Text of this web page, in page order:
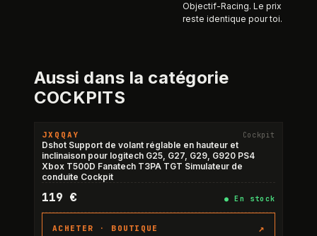
Objectif-Racing. Le prix
reste identique pour toi.
Aussi dans la catégorie
COCKPITS
JXQQAY Cockpit
Dshot Support de volant réglable en hauteur et
inclinaison pour logitech G25, G27, G29, G920 PS4
Xbox T500D Fanatech T3PA TGT Simulateur de
conduite Cockpit
119 € ●En stock
ACHETER · BOUTIQUE ↗